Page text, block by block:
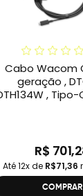
Cabo Wacom
geração ,
, Tipo-
R$
Até 12x de R$71,36
COMPRAR